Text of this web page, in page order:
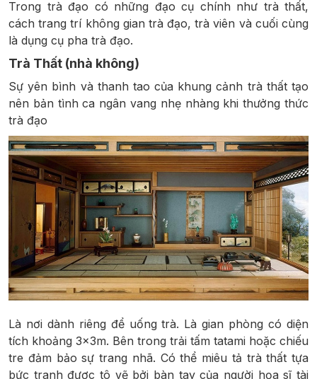
Trong trà đạo có những đạo cụ chính như trà thất,
cách trang trí không gian trà đạo, trà viên và cuối cùng
là dụng cụ pha trà đạo.
Trà Thất (nhà không)
Sự yên bình và thanh tao của khung cảnh trà thất tạo
nên bản tình ca ngân vang nhẹ nhàng khi thưởng thức
trà đạo
Là nơi dành riêng để uống trà. Là gian phòng có diện
tích khoảng 3x3m. Bên trong trải tấm tatami hoặc chiếu
tre đảm bảo sự trang nhã. Có thể miêu tả trà thất tựa
bức tranh được tô vẽ bởi bàn tay của người họa sĩ tài